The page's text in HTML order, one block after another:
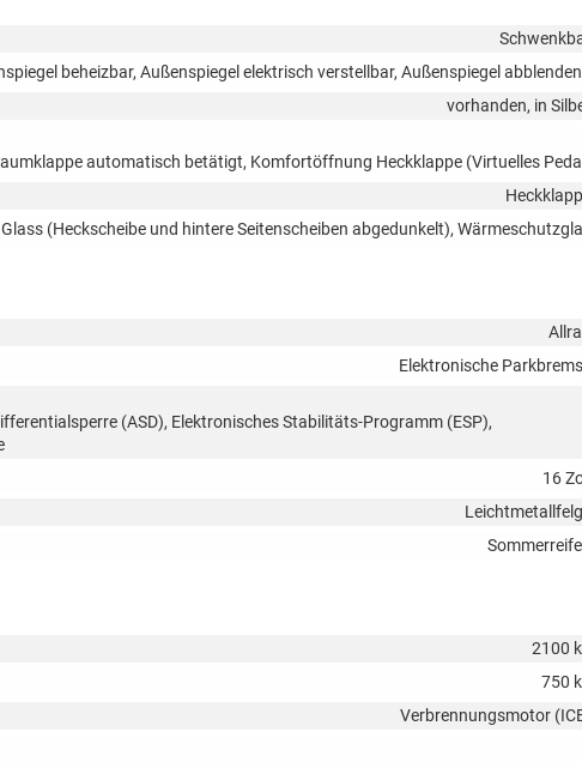
beheizbar, Außenspiegel elektrisch verstellbar, Außenspiegel
vorhanden, in
automatisch betätigt, Komfortöffnung Heckklappe (Virtuelles
(Heckscheibe und hintere Seitenscheiben abgedunkelt),
Elektronische
(ASD), Elektronisches Stabilitäts-Programm (ESP),
16
2100
750
Verbrennungsmotor